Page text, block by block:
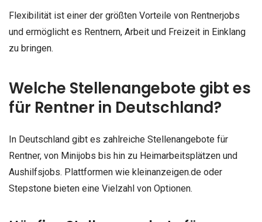
Flexibilität ist einer der größten Vorteile von Rentnerjobs
und ermöglicht es Rentnern, Arbeit und Freizeit in Einklang
zu bringen.
Welche Stellenangebote gibt es
für Rentner in Deutschland?
In Deutschland gibt es zahlreiche Stellenangebote für
Rentner, von Minijobs bis hin zu Heimarbeitsplätzen und
Aushilfsjobs. Plattformen wie kleinanzeigen.de oder
Stepstone bieten eine Vielzahl von Optionen.